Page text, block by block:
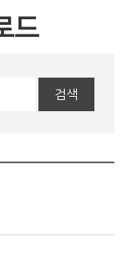
드
검색